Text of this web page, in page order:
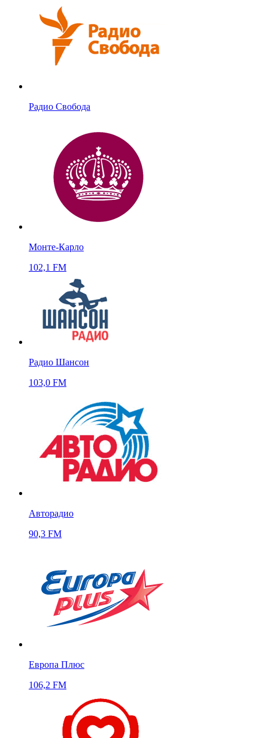
Радио Свобода
Монте-Карло
102,1 FM
Радио Шансон
103,0 FM
Авторадио
90,3 FM
Европа Плюс
106,2 FM